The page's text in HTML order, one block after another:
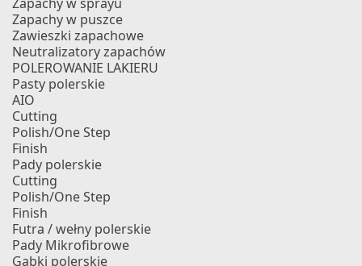
Zapachy w puszce
Zawieszki zapachowe
Neutralizatory zapachów
POLEROWANIE LAKIERU
Pasty polerskie
AIO
Cutting
Polish/One Step
Finish
Pady polerskie
Cutting
Polish/One Step
Finish
Futra / wełny polerskie
Pady Mikrofibrowe
Gąbki polerskie